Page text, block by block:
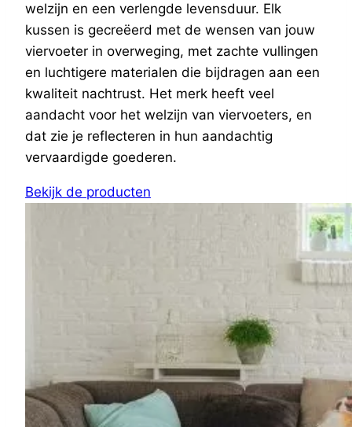
welzijn en een verlengde levensduur. Elk
kussen is gecreëerd met de wensen van jouw
viervoeter in overweging, met zachte vullingen
en luchtigere materialen die bijdragen aan een
kwaliteit nachtrust. Het merk heeft veel
aandacht voor het welzijn van viervoeters, en
dat zie je reflecteren in hun aandachtig
vervaardigde goederen.
Bekijk de producten